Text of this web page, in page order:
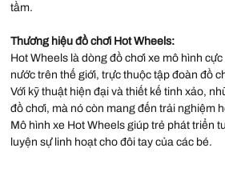
tầm.
Thương hiệu đồ chơi Hot Wheels:
Hot Wheels là dòng đồ chơi xe mô hình
nước trên thế giới, trực thuộc tập đoàn đồ
Với kỹ thuật hiện đại và thiết kế tinh xảo,
đồ chơi, mà nó còn mang đến trải nghiệm
Mô hình xe Hot Wheels giúp trẻ phát triển
luyện sự linh hoạt cho đôi tay của các bé.